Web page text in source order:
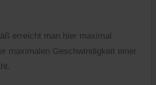
erreicht man hier maximal
maximalen Geschwindigkeit einer